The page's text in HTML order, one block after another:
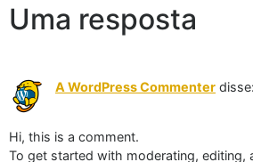
Uma resposta
A WordPress Commenter disse:
Hi, this is a comment.
To get started with moderating, editing,